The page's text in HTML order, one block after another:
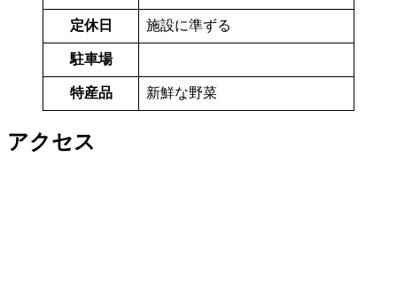
定休日 施設に準ずる
駐車場
特産品 新鮮な野菜
アクセス